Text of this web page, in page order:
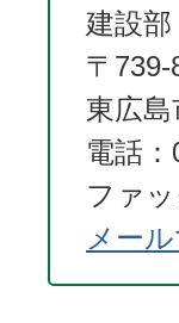
建設
〒739-
東広
電話
ファ
メー